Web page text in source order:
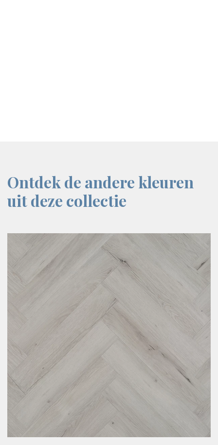
Ontdek de andere kleuren
uit deze collectie